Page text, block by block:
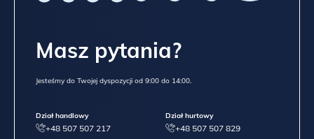
Masz pytania?
Jesteśmy do Twojej dyspozycji od 9:00 do 14:00.
Dział handlowy
+48 507 507 217
Dział hurtowy
+48 507 507 829